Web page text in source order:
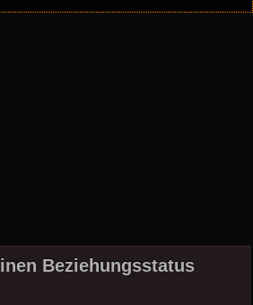
Beziehungsstatus